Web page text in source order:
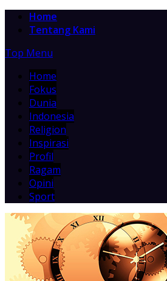
Home
Tentang Kami
Top Menu
Home
Fokus
Dunia
Indonesia
Religion
Inspirasi
Profil
Ragam
Opini
Sport